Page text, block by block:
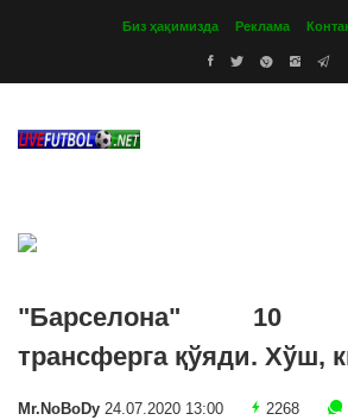
Биз ҳақимизда Реклама
"Барселона" 10
трансферга қўяди. Хўш,
Mr.NoBoDy 24.07.2020 13:00 2268